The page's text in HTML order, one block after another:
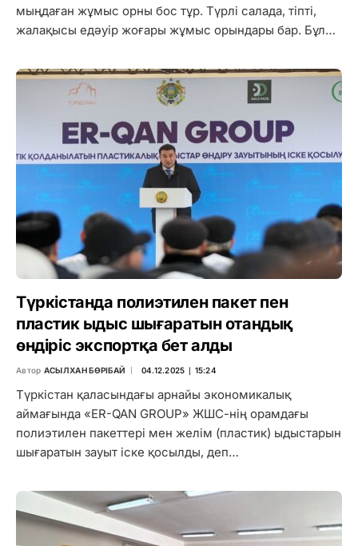
мыңдаған жұмыс орны бос тұр. Түрлі салада, тіпті,
жалақысы едәуір жоғары жұмыс орындары бар. Бұл…
Түркістанда полиэтилен пакет пен
пластик ыдыс шығаратын отандық
өндіріс экспортқа бет алды
Автор АСЫЛХАН БӨРІБАЙ 04.12.2025 ∣ 15:24
Түркістан қаласындағы арнайы экономикалық
аймағында «ER-QAN GROUP» ЖШС-нің орамдағы
полиэтилен пакеттері мен желім (пластик) ыдыстарын
шығаратын зауыт іске қосылды, деп…